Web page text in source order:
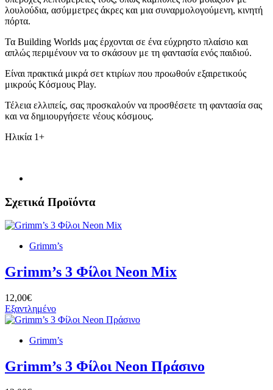
λουλούδια, ασύμμετρες άκρες και μια συναρμολογούμενη, κινητή
πόρτα.
Τα Building Worlds μας έρχονται σε ένα εύχρηστο πλαίσιο και
απλώς περιμένουν να το σκάσουν με τη φαντασία ενός παιδιού.
Είναι πρακτικά μικρά σετ κτιρίων που προωθούν εξαιρετικούς
μικρούς Κόσμους Play.
Τέλεια ελλιπείς, σας προσκαλούν να προσθέσετε τη φαντασία σας
και να δημιουργήσετε νέους κόσμους.
Ηλικία 1+
Σχετικά Προϊόντα
Grimm’s
Grimm’s 3 Φίλοι Neon Mix
12,00€
Εξαντλημένο
Grimm’s
Grimm’s 3 Φίλοι Neon Πράσινο